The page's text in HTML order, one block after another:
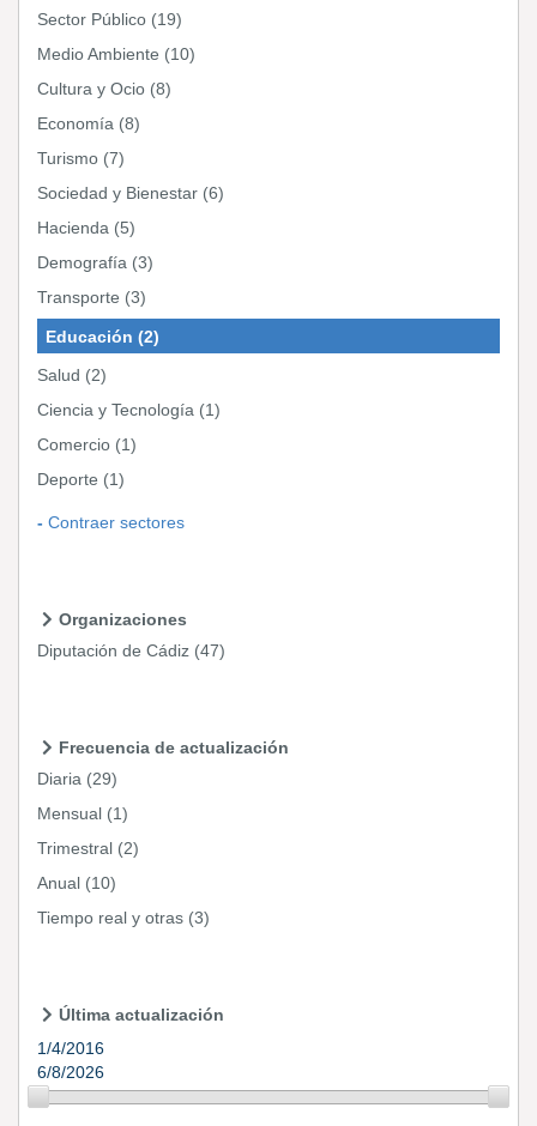
Sector Público (19)
Medio Ambiente (10)
Cultura y Ocio (8)
Economía (8)
Turismo (7)
Sociedad y Bienestar (6)
Hacienda (5)
Demografía (3)
Transporte (3)
Educación (2)
Salud (2)
Ciencia y Tecnología (1)
Comercio (1)
Deporte (1)
Contraer sectores
Organizaciones
Diputación de Cádiz (47)
Frecuencia de actualización
Diaria (29)
Mensual (1)
Trimestral (2)
Anual (10)
Tiempo real y otras (3)
Última actualización
1/4/2016
6/8/2026